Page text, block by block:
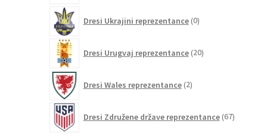
Dresi Ukrajini reprezentance 0izdelkov
Dresi Urugvaj reprezentance 20izdelkov
Dresi Wales reprezentance 2izdelka
Dresi Združene države reprezentance 67izdelkov